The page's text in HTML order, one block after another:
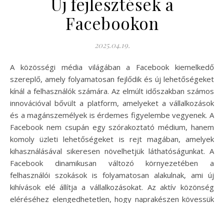
Facebookon
2025.04.19.
A közösségi média világában a Facebook kiemelkedő
szereplő, amely folyamatosan fejlődik és új lehetőségeket
kínál a felhasználók számára. Az elmúlt időszakban számos
innovációval bővült a platform, amelyeket a vállalkozások
és a magánszemélyek is érdemes figyelembe vegyenek. A
Facebook nem csupán egy szórakoztató médium, hanem
komoly üzleti lehetőségeket is rejt magában, amelyek
kihasználásával sikeresen növelhetjük láthatóságunkat. A
Facebook dinamikusan változó környezetében a
felhasználói szokások is folyamatosan alakulnak, ami új
kihívások elé állítja a vállalkozásokat. Az aktív közönség
eléréséhez elengedhetetlen, hogy naprakészen kövessük